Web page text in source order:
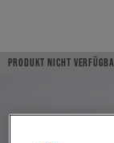
PRODUKT NICHT